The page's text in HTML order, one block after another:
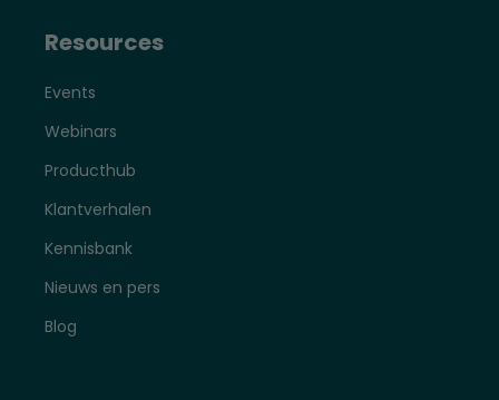
Resources
Events
Webinars
Producthub
Klantverhalen
Kennisbank
Nieuws en pers
Blog